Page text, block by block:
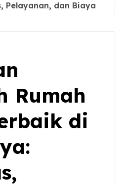
Pelayanan, dan Biaya
Rumah
di